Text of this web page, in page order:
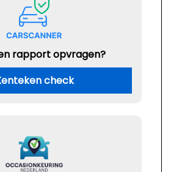
rapport opvragen?
check